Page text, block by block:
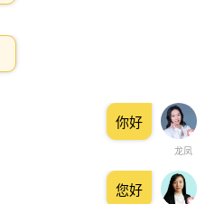
龙凤
你好
您好